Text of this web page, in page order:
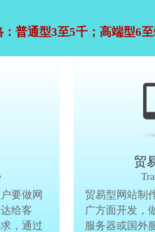
普通型3至5千；高端型6
要做网
给客
，通过
公司
先和客户有效沟通
站的要求，再将理
户，根据客户要做
贸
贸易型网站制
广方面开发，
服务器或国外